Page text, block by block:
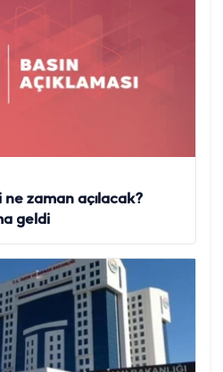
ne zaman açılacak?
geldi